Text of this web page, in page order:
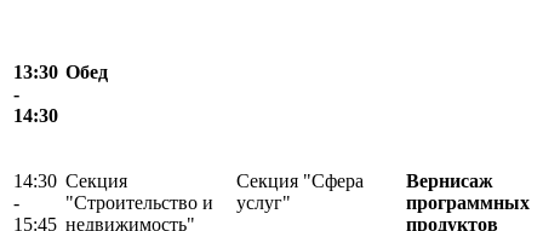
13:30
-
14:30
Обед
14:30
-
15:45
Секция
"Строительство и
недвижимость"
Секция "Сфера
услуг"
Вернисаж
программных
продуктов